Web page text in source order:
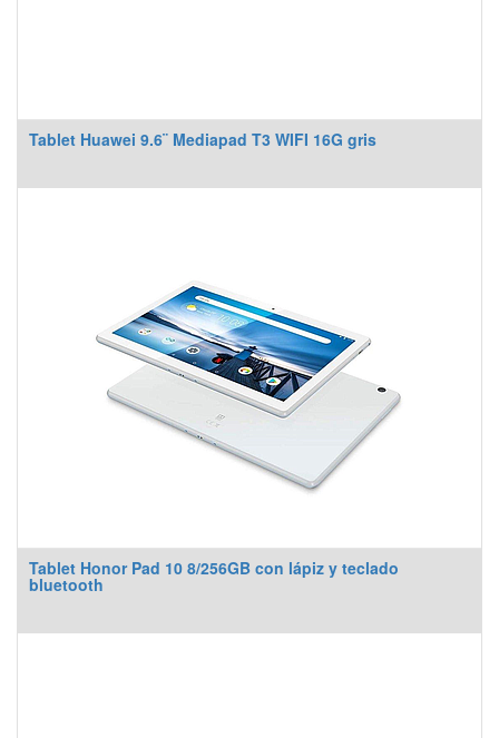
Tablet Huawei 9.6¨ Mediapad T3 WIFI 16G gris
Tablet Honor Pad 10 8/256GB con lápiz y teclado
bluetooth